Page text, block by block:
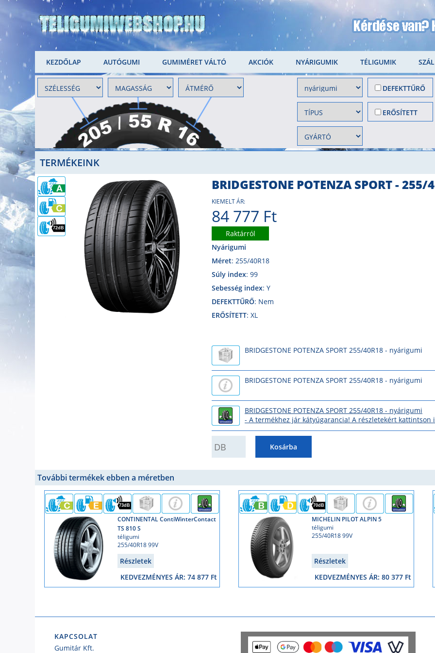
KEZDŐLAP AUTÓGUMI GUMIMÉRET VÁLTÓ AKCIÓK NYÁRIGUMIK TÉLIGUMIK
DEFEKTTŰRŐ
ERŐSÍTETT
TERMÉKEINK
72dB
BRIDGESTONE POTENZA SPORT - 255/
KIEMELT ÁR:
84 777 Ft
Raktárról
Nyárigumi
Méret: 255/40R18
Súly index: 99
Sebesség index: Y
DEFEKTTŰRŐ: Nem
ERŐSÍTETT: XL
BRIDGESTONE POTENZA SPORT 255/40R18 - nyárigumi
BRIDGESTONE POTENZA SPORT 255/40R18 - nyárigumi
BRIDGESTONE POTENZA SPORT 255/40R18 - nyárigumi
- A termékhez jár kátyúgarancia! A részletekért kattintson
Kosárba
További termékek ebben a méretben
73dB
CONTINENTAL ContiWinterContact
TS 810 S
téligumi
255/40R18 99V
Részletek
KEDVEZMÉNYES ÁR: 74 877 Ft
70dB
MICHELIN PILOT ALPIN 5
téligumi
255/40R18 99V
Részletek
KEDVEZMÉNYES ÁR: 80 377 Ft
KAPCSOLAT
Gumitár Kft.